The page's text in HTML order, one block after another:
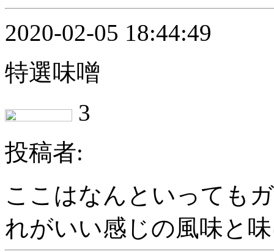
2020-02-05 18:44:49
特選味噌
3
投稿者:
ここはなんといっても
れがいい感じの風味と